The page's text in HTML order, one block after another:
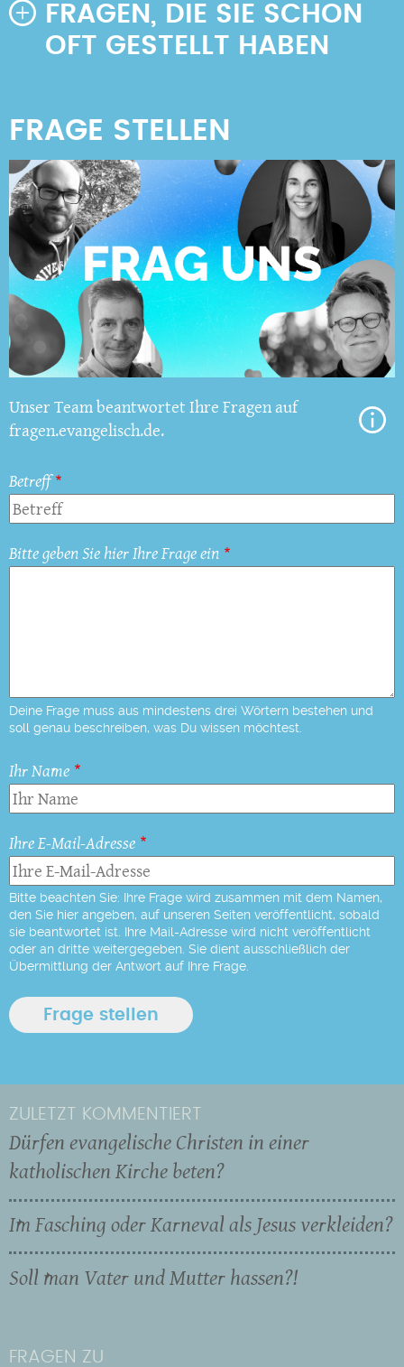
FRAGEN, DIE SIE SCHON
OFT GESTELLT HABEN
Unser Team beantwortet Ihre Fragen auf
fragen.evangelisch.de.
Betreff
Bitte geben Sie hier Ihre Frage ein
Deine Frage muss aus mindestens drei Wörtern bestehen und
soll genau beschreiben, was Du wissen möchtest.
Ihr Name
Ihre E-Mail-Adresse
Bitte beachten Sie: Ihre Frage wird zusammen mit dem Namen,
den Sie hier angeben, auf unseren Seiten veröffentlicht, sobald
sie beantwortet ist. Ihre Mail-Adresse wird nicht veröffentlicht
oder an dritte weitergegeben. Sie dient ausschließlich der
Übermittlung der Antwort auf Ihre Frage.
ZULETZT KOMMENTIERT
Dürfen evangelische Christen in einer
katholischen Kirche beten?
Im Fasching oder Karneval als Jesus verkleiden?
Soll man Vater und Mutter hassen?!
FRAGEN ZU